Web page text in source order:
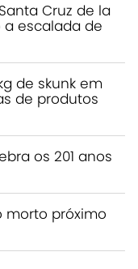
Cruz de la
a escalada de
de skunk em
de produtos
os 201 anos
morto próximo